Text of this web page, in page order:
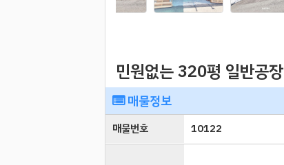
민원없는 320평 일반공장
매물정보
매물번호 10122